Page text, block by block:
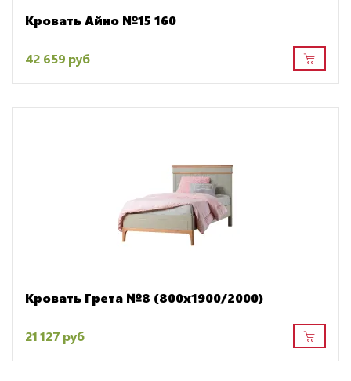
Кровать Айно №15 160
42 659 руб
Кровать Грета №8 (800х1900/2000)
21 127 руб